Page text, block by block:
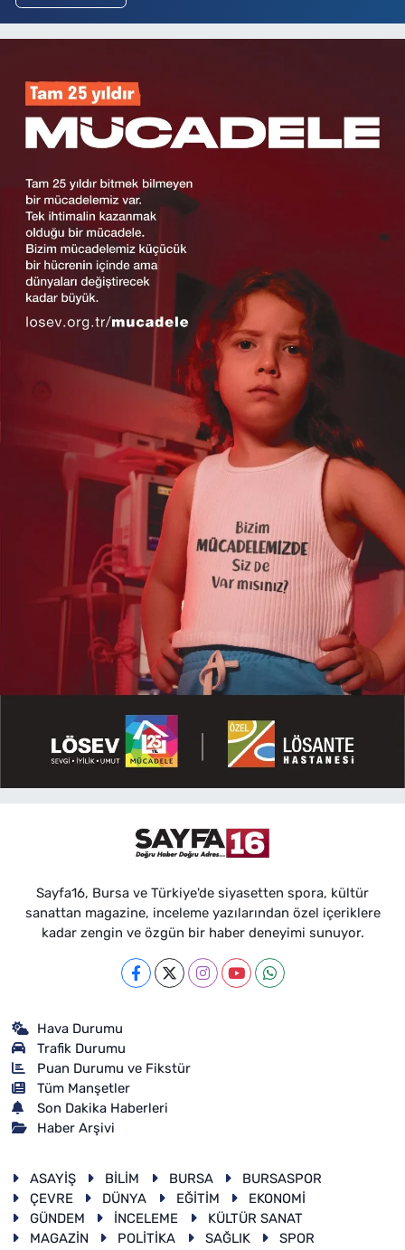
Sayfa16, Bursa ve Türkiye'de siyasetten spora, kültür
sanattan magazine, inceleme yazılarından özel içeriklere
kadar zengin ve özgün bir haber deneyimi sunuyor.
Hava Durumu
Trafik Durumu
Puan Durumu ve Fikstür
Tüm Manşetler
Son Dakika Haberleri
Haber Arşivi
ASAYİŞ BİLİM BURSA
BURSASPOR
ÇEVRE
DÜNYA EĞİTİM
EKONOMİ
GÜNDEM
İNCELEME
KÜLTÜR SANAT
MAGAZİN
POLİTİKA SAĞLIK
SPOR